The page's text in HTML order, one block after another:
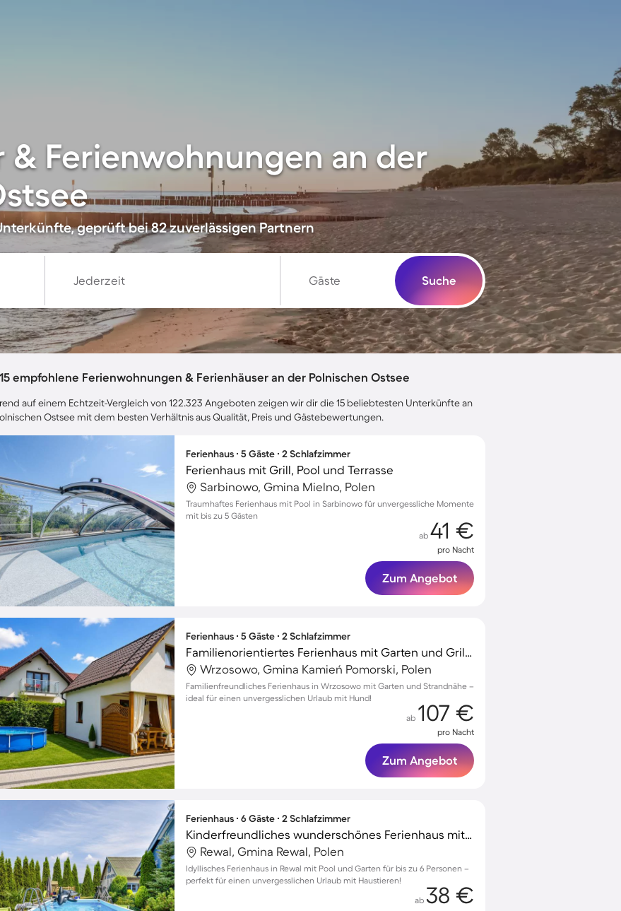
& Ferienwohnungen an der
geprüft bei 82 zuverlässigen Partnern
Jederzeit Gäste Suche
empfohlene Ferienwohnungen & Ferienhäuser an der Polnischen Ostsee
auf einem Echtzeit-Vergleich von 122.323 Angeboten zeigen wir dir die 15 beliebtesten Unterkünfte an
Ostsee mit dem besten Verhältnis aus Qualität, Preis und Gästebewertungen.
Ferienhaus ∙ 5 Gäste ∙ 2 Schlafzimmer
Ferienhaus mit Grill, Pool und Terrasse
Sarbinowo, Gmina Mielno, Polen
Traumhaftes Ferienhaus mit Pool in Sarbinowo für unvergessliche Momente
mit bis zu 5 Gästen
ab 41 €
pro Nacht
Zum Angebot
Ferienhaus ∙ 5 Gäste ∙ 2 Schlafzimmer
Familienorientiertes Ferienhaus mit Garten und Grill | Haustiere sind willkommen
Wrzosowo, Gmina Kamień Pomorski, Polen
Familienfreundliches Ferienhaus in Wrzosowo mit Garten und Strandnähe –
ideal für einen unvergesslichen Urlaub mit Hund!
ab 107 €
pro Nacht
Zum Angebot
Ferienhaus ∙ 6 Gäste ∙ 2 Schlafzimmer
Kinderfreundliches wunderschönes Ferienhaus mit Garten, Grill und Terrasse | Haustiere erlaubt
Rewal, Gmina Rewal, Polen
Idyllisches Ferienhaus in Rewal mit Pool und Garten für bis zu 6 Personen –
perfekt für einen unvergesslichen Urlaub mit Haustieren!
ab 38 €